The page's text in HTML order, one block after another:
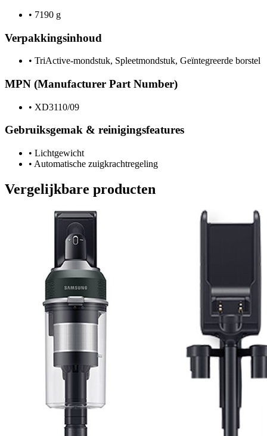
• 7190 g
Verpakkingsinhoud
• TriActive-mondstuk, Spleetmondstuk, Geïntegreerde borstel
MPN (Manufacturer Part Number)
• XD3110/09
Gebruiksgemak & reinigingsfeatures
• Lichtgewicht
• Automatische zuigkrachtregeling
Vergelijkbare producten